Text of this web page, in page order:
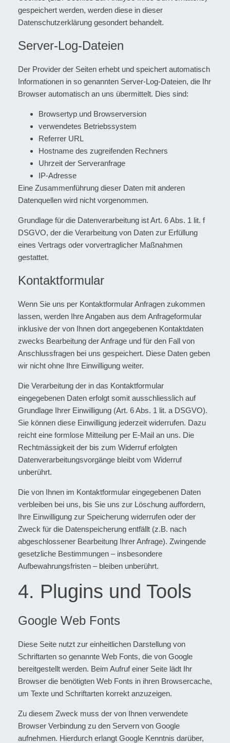
gespeichert werden, werden diese in dieser
Datenschutzerklärung gesondert behandelt.
Server-Log-Dateien
Der Provider der Seiten erhebt und speichert automatisch
Informationen in so genannten Server-Log-Dateien, die Ihr
Browser automatisch an uns übermittelt. Dies sind:
Browsertyp und Browserversion
verwendetes Betriebssystem
Referrer URL
Hostname des zugreifenden Rechners
Uhrzeit der Serveranfrage
IP-Adresse
Eine Zusammenführung dieser Daten mit anderen
Datenquellen wird nicht vorgenommen.
Grundlage für die Datenverarbeitung ist Art. 6 Abs. 1 lit. f
DSGVO, der die Verarbeitung von Daten zur Erfüllung
eines Vertrags oder vorvertraglicher Maßnahmen
gestattet.
Kontaktformular
Wenn Sie uns per Kontaktformular Anfragen zukommen
lassen, werden Ihre Angaben aus dem Anfrageformular
inklusive der von Ihnen dort angegebenen Kontaktdaten
zwecks Bearbeitung der Anfrage und für den Fall von
Anschlussfragen bei uns gespeichert. Diese Daten geben
wir nicht ohne Ihre Einwilligung weiter.
Die Verarbeitung der in das Kontaktformular
eingegebenen Daten erfolgt somit ausschliesslich auf
Grundlage Ihrer Einwilligung (Art. 6 Abs. 1 lit. a DSGVO).
Sie können diese Einwilligung jederzeit widerrufen. Dazu
reicht eine formlose Mitteilung per E-Mail an uns. Die
Rechtmässigkeit der bis zum Widerruf erfolgten
Datenverarbeitungsvorgänge bleibt vom Widerruf
unberührt.
Die von Ihnen im Kontaktformular eingegebenen Daten
verbleiben bei uns, bis Sie uns zur Löschung auffordern,
Ihre Einwilligung zur Speicherung widerrufen oder der
Zweck für die Datenspeicherung entfällt (z.B. nach
abgeschlossener Bearbeitung Ihrer Anfrage). Zwingende
gesetzliche Bestimmungen – insbesondere
Aufbewahrungsfristen – bleiben unberührt.
4. Plugins und Tools
Google Web Fonts
Diese Seite nutzt zur einheitlichen Darstellung von
Schriftarten so genannte Web Fonts, die von Google
bereitgestellt werden. Beim Aufruf einer Seite lädt Ihr
Browser die benötigten Web Fonts in ihren Browsercache,
um Texte und Schriftarten korrekt anzuzeigen.
Zu diesem Zweck muss der von Ihnen verwendete
Browser Verbindung zu den Servern von Google
aufnehmen. Hierdurch erlangt Google Kenntnis darüber,